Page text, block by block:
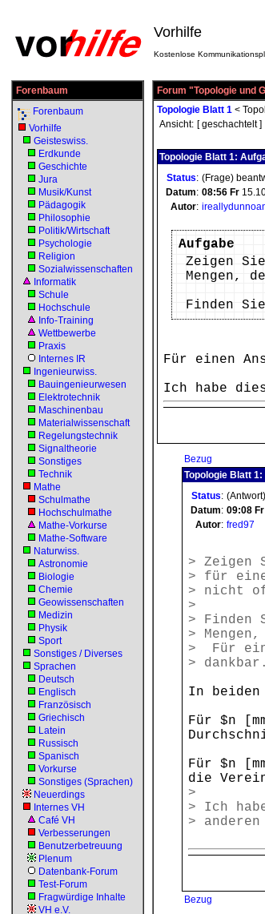
Vorhilfe
Kostenlose
Forenbaum
Forenbaum
Vorhilfe
Geisteswiss.
Erdkunde
Geschichte
Jura
Musik/Kunst
Pädagogik
Philosophie
Politik/Wirtschaft
Psychologie
Religion
Sozialwissenschaften
Informatik
Schule
Hochschule
Info-Training
Wettbewerbe
Praxis
Internes IR
Ingenieurwiss.
Bauingenieurwesen
Elektrotechnik
Maschinenbau
Materialwissenschaft
Regelungstechnik
Signaltheorie
Sonstiges
Technik
Mathe
Schulmathe
Hochschulmathe
Mathe-Vorkurse
Mathe-Software
Naturwiss.
Astronomie
Biologie
Chemie
Geowissenschaften
Medizin
Physik
Sport
Sonstiges / Diverses
Sprachen
Deutsch
Englisch
Französisch
Griechisch
Latein
Russisch
Spanisch
Vorkurse
Sonstiges (Sprachen)
Neuerdings
Internes VH
Café VH
Verbesserungen
Benutzerbetreuung
Plenum
Datenbank-Forum
Test-Forum
Fragwürdige Inhalte
VH e.V.
Forum "Topologie und
Topologie Blatt 1 <
Ansicht: [ geschachtelt ]
Topologie Blatt 1:
Status: (Frage)
Datum: 08:56 Fr
Autor:
Aufgabe
Zeigen
Mengen,
Finden
Für einen
Ich habe
Bezug
Topologie Blatt
Status:
Datum: 09:08 Fr
Autor: fred97
> Zeigen
> für
> nicht
>
> Finden
>
> Für
> dankbar.
In
Für $n
Für $n
die
>
> Ich
>
Bezug